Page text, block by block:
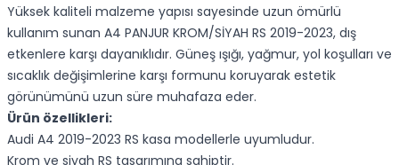
Yüksek kaliteli malzeme yapısı sayesinde uzun ömürlü
kullanım sunan A4 PANJUR KROM/SİYAH RS 2019-2023, dış
etkenlere karşı dayanıklıdır. Güneş ışığı, yağmur, yol koşulları ve
sıcaklık değişimlerine karşı formunu koruyarak estetik
görünümünü uzun süre muhafaza eder.
Ürün özellikleri:
Audi A4 2019-2023 RS kasa modellerle uyumludur.
Krom ve siyah RS tasarımına sahiptir.